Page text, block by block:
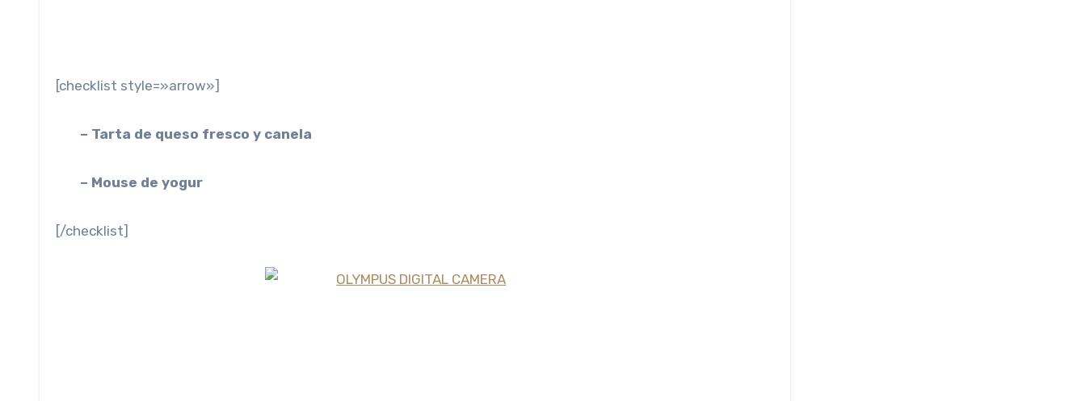
[checklist style=»arrow»]
– Tarta de queso fresco y canela
– Mouse de yogur
[/checklist]